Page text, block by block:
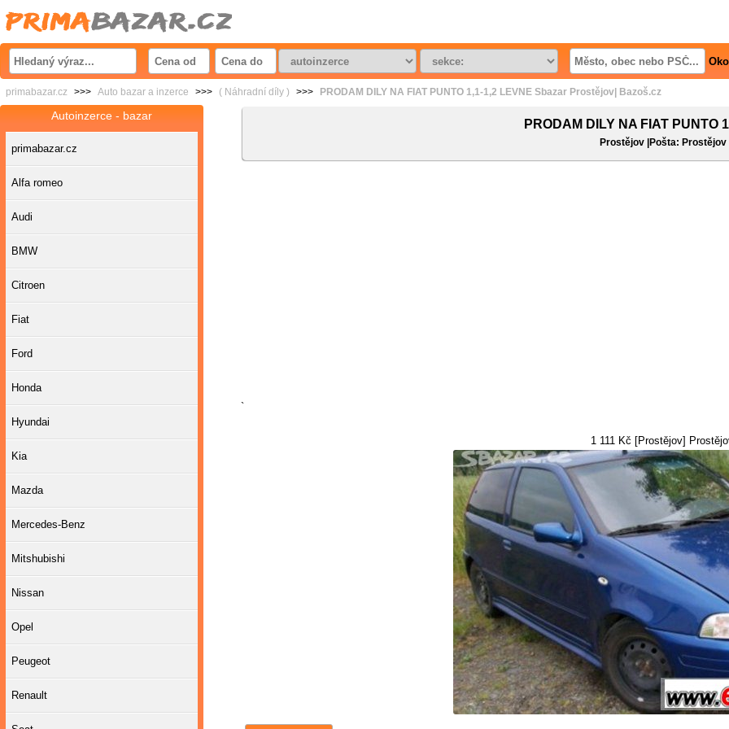
primabazar.cz >>> Auto bazar a inzerce >>> ( Náhradní díly ) >>> PRODAM DILY NA FIAT PUNTO 1,1-1,2 LEVNE Sbazar Prostějov| Bazoš.cz
PRODAM DILY NA FIAT PUNTO
Prostějov |Pošta: Prostějov
`
1 111 Kč [Prostějov]
Autoinzerce - bazar
primabazar.cz
Alfa romeo
Audi
BMW
Citroen
Fiat
Ford
Honda
Hyundai
Kia
Mazda
Mercedes-Benz
Mitshubishi
Nissan
Opel
Peugeot
Renault